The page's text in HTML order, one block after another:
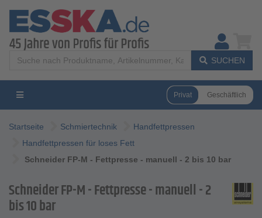
SUCHEN
Privat Geschäftlich
Startseite Schmiertechnik
Handfettpressen
Handfettpressen für loses Fett
Schneider FP-M - Fettpresse - manuell - 2 bis 10 bar
Schneider FP-M - Fettpresse - manuell - 2
bis 10 bar